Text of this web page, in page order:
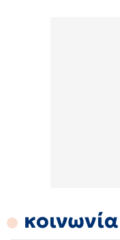
κοινωνία